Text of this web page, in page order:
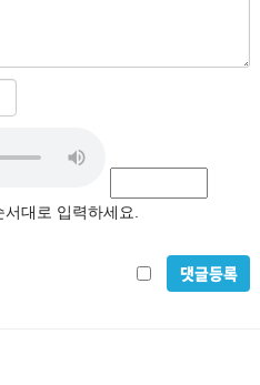
대로 입력하세요.
비